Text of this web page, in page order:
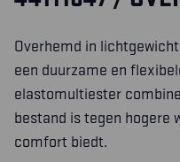
Overhemd in
een duurzame en
elastomultiester
bestand is tegen hogere
comfort biedt.